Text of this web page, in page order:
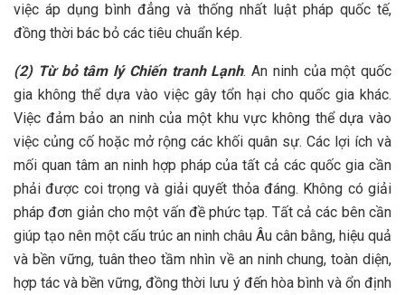
việc áp dụng bình đẳng và thống nhất luật pháp quốc tế,
đồng thời bác bỏ các tiêu chuẩn kép.
(2) Từ bỏ tâm lý Chiến tranh Lạnh. An ninh của một quốc
gia không thể dựa vào việc gây tổn hại cho quốc gia khác.
Việc đảm bảo an ninh của một khu vực không thể dựa vào
việc củng cố hoặc mở rộng các khối quân sự. Các lợi ích và
mối quan tâm an ninh hợp pháp của tất cả các quốc gia cần
phải được coi trọng và giải quyết thỏa đáng. Không có giải
pháp đơn giản cho một vấn đề phức tạp. Tất cả các bên cần
giúp tạo nên một cấu trúc an ninh châu Âu cân bằng, hiệu quả
và bền vững, tuân theo tầm nhìn về an ninh chung, toàn diện,
hợp tác và bền vững, đồng thời lưu ý đến hòa bình và ổn định